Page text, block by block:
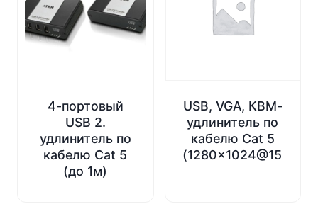
4-портовый
USB 2.
удлинитель по
кабелю Cat 5
(до 1м)
USB, VGA, КВМ-
удлинитель по
кабелю Cat 5
(1280×1024@150м)